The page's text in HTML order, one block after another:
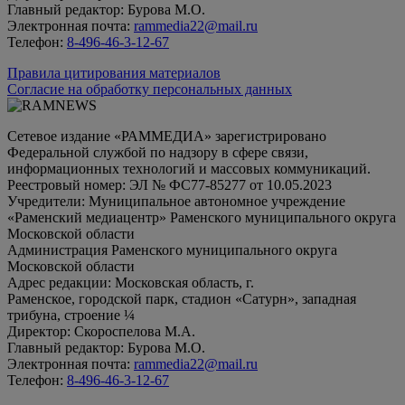
Главный редактор: Бурова М.О.
Электронная почта: rammedia22@mail.ru
Телефон: 8-496-46-3-12-67
Правила цитирования материалов
Согласие на обработку персональных данных
Сетевое издание «РАММЕДИА» зарегистрировано
Федеральной службой по надзору в сфере связи,
информационных технологий и массовых коммуникаций.
Реестровый номер: ЭЛ № ФС77-85277 от 10.05.2023
Учредители: Муниципальное автономное учреждение
«Раменский медиацентр» Раменского муниципального округа
Московской области
Администрация Раменского муниципального округа
Московской области
Адрес редакции: Московская область, г.
Раменское, городской парк, стадион «Сатурн», западная
трибуна, строение ¼
Директор: Скороспелова М.А.
Главный редактор: Бурова М.О.
Электронная почта: rammedia22@mail.ru
Телефон: 8-496-46-3-12-67